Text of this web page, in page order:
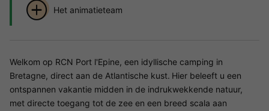
Het animatieteam
Welkom op RCN Port l'Epine, een idyllische camping in
Bretagne, direct aan de Atlantische kust. Hier beleeft u een
ontspannen vakantie midden in de indrukwekkende natuur,
met directe toegang tot de zee en een breed scala aan